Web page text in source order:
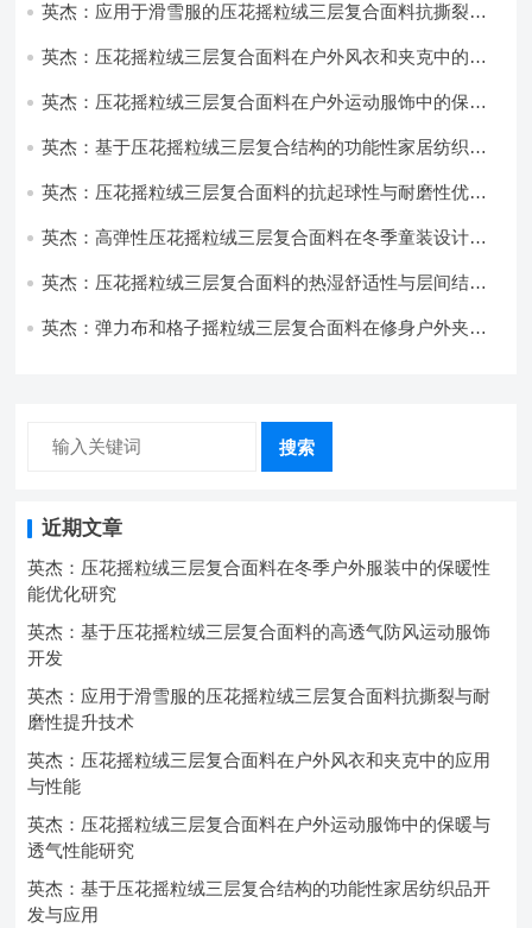
英杰：应用于滑雪服的压花摇粒绒三层复合面料抗撕裂与
英杰：压花摇粒绒三层复合面料在户外风衣和夹克中的应
英杰：压花摇粒绒三层复合面料在户外运动服饰中的保暖
英杰：基于压花摇粒绒三层复合结构的功能性家居纺织品
英杰：压花摇粒绒三层复合面料的抗起球性与耐磨性优化
英杰：高弹性压花摇粒绒三层复合面料在冬季童装设计中
英杰：压花摇粒绒三层复合面料的热湿舒适性与层间结合
英杰：弹力布和格子摇粒绒三层复合面料在修身户外夹克
搜索
近期文章
英杰：压花摇粒绒三层复合面料在冬季户外服装中的保暖性
能优化研究
英杰：基于压花摇粒绒三层复合面料的高透气防风运动服饰
开发
英杰：应用于滑雪服的压花摇粒绒三层复合面料抗撕裂与耐
磨性提升技术
英杰：压花摇粒绒三层复合面料在户外风衣和夹克中的应用
与性能
英杰：压花摇粒绒三层复合面料在户外运动服饰中的保暖与
透气性能研究
英杰：基于压花摇粒绒三层复合结构的功能性家居纺织品开
发与应用